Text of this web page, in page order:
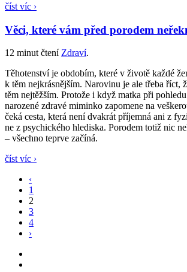
číst víc ›
Věci, které vám před porodem
12 minut čtení Zdraví.
Těhotenství je obdobím, které v životě každé
k těm nejkrásnějším. Narovinu je ale třeba říct,
těm nejtěžším. Protože i když matka při
narozené zdravé miminko zapomene na
čeká cesta, která není dvakrát příjemná ani z
ne z psychického hlediska. Porodem totiž nic
– všechno teprve začíná.
číst víc ›
‹
1
2
3
4
›